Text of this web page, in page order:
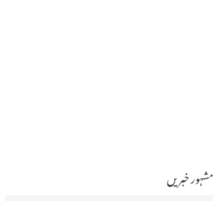
مشہور خبریں